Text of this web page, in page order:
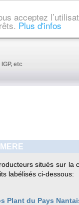
acceptez
Plus d'infos
etc
situés sur la
labélisés ci-dessous:
Plant du Pays